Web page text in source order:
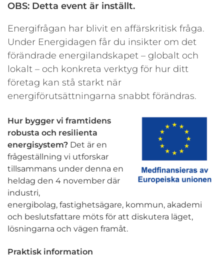
OBS: Detta event är inställt.
Energifrågan har blivit en affärskritisk fråga.
Under Energidagen får du insikter om det
förändrade energilandskapet – globalt och
lokalt – och konkreta verktyg för hur ditt
företag kan stå starkt när
energiförutsättningarna snabbt förändras.
Hur bygger vi framtidens
robusta och resilienta
energisystem? Det är en
frågeställning vi utforskar
tillsammans under denna en
heldag den 4 november där
industri,
energibolag, fastighetsägare, kommun, akademi
och beslutsfattare möts för att diskutera läget,
lösningarna och vägen framåt.
Praktisk information